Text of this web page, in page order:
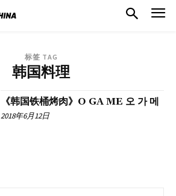
标签 TAG
韩国料理
《韩国铁桶烤肉》O GA ME 오 가 메
2018年6月12日